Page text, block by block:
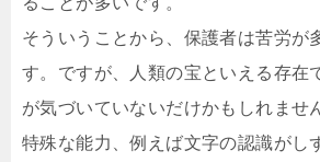
そういうことから、保護者は苦労が
す。ですが、人類の宝といえる存在
が気づいていないだけかもしれませ
特殊な能力、例えば文字の認識がし